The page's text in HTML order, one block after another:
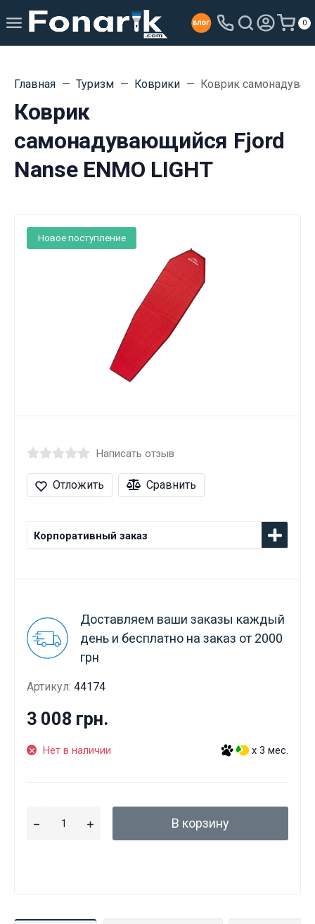
0
Главная Туризм Коврики Коврик
Коврик
самонадувающийся Fjord
Nanse ENMO LIGHT
Новое поступление
Написать отзыв
Отложить Сравнить
Корпоративный заказ
Доставляем ваши заказы каждый
день и бесплатно на заказ от 2000
грн
Артикул: 44174
3 008 грн.
Нет в наличии x 3 мес.
В корзину